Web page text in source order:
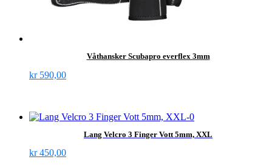
Våthansker Scubapro everflex 3mm
kr590,00
Lang Velcro 3 Finger Vott 5mm, XXL
kr450,00